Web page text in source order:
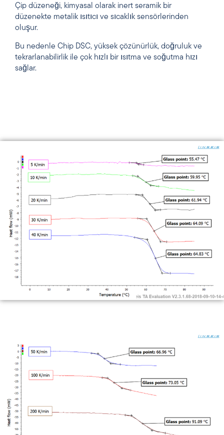
Çip düzeneği, kimyasal olarak inert seramik bir
düzenekte metalik ısıtıcı ve sıcaklık sensörlerinden
oluşur.
Bu nedenle Chip DSC, yüksek çözünürlük, doğruluk ve
tekrarlanabilirlik ile çok hızlı bir ısıtma ve soğutma hızı
sağlar.